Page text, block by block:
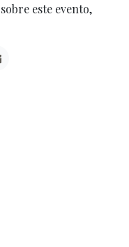
este evento,